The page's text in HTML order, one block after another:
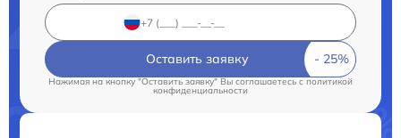
Оставить заявку
Нажимая на кнопку "Оставить заявку" Вы соглашаетесь cполитикой
конфиденциальности